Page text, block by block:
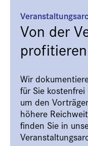
Von der
profitieren
Wir
für Sie
um den
höhere
finden Sie in